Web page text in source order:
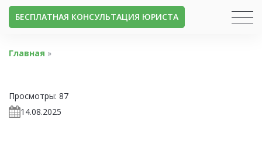
БЕСПЛАТНАЯ КОНСУЛЬТАЦИЯ ЮРИСТА
Главная »
Просмотры: 87
14.08.2025